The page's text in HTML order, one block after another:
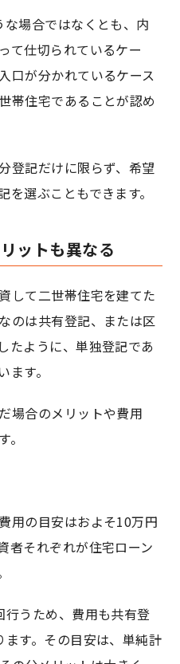
場合ではなくとも、内
て仕切られているケー
口が分かれているケース
帯住宅であることが認め
登記だけに限らず、希望
選ぶこともできます。
ットも異なる
して二世帯住宅を建てた
のは共有登記、または区
たように、単独登記であ
す。
場合のメリットや費用
用の目安はおよそ10万円
者それぞれが住宅ローン
うため、費用も共有登
す。その目安は、単純計